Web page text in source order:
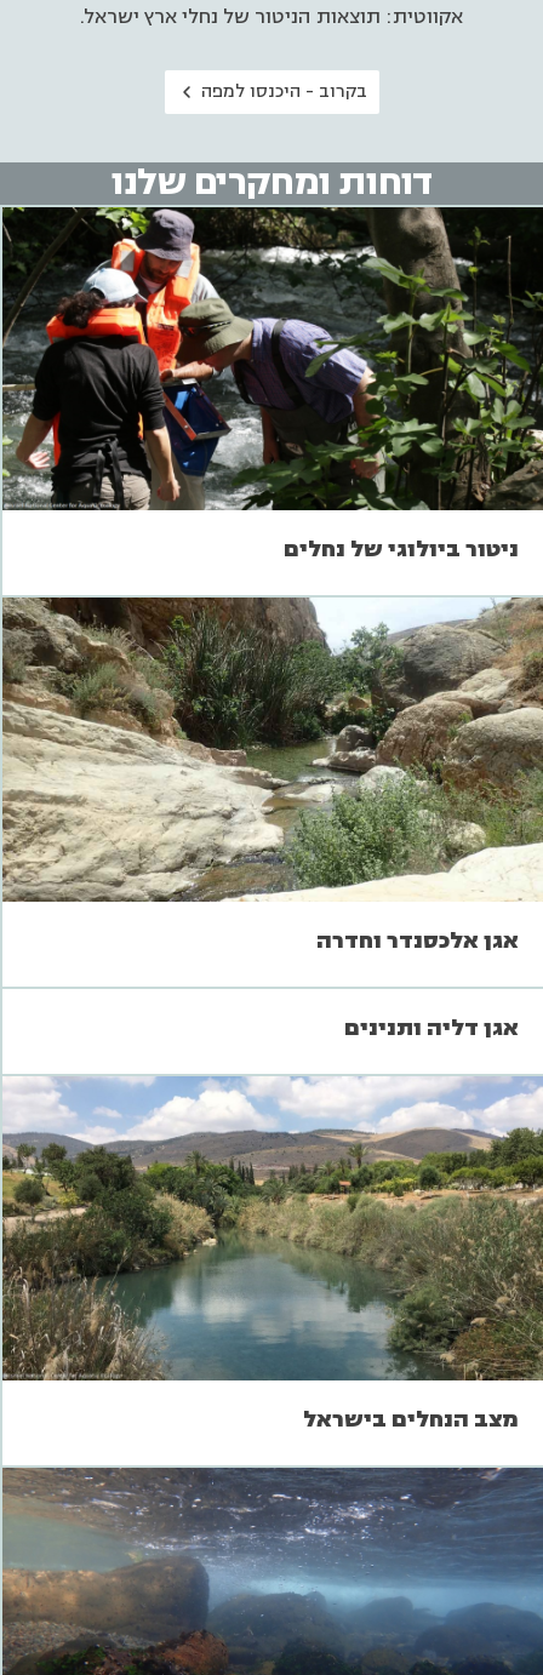
אקווטית: תוצאות הניטור של נחלי ארץ ישראל.
בקרוב - היכנסו למפה
דוחות ומחקרים שלנו
ניטור ביולוגי של נחלים
אגן אלכסנדר וחדרה
אגן דליה ותנינים
מצב הנחלים בישראל